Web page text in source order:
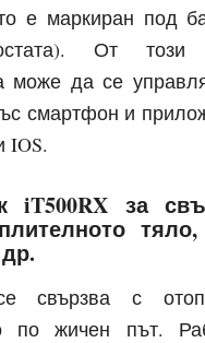
е маркиран под
От този
може да се
смартфон и
IOS.
iT500RX за
тяло,
свързва с
по жичен път.